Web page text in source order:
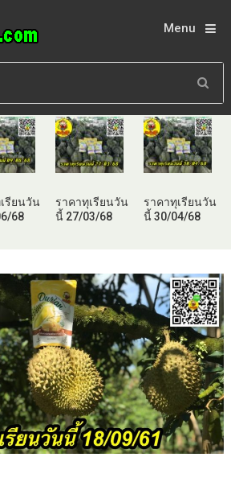
Menu
รียนวัน
68
ราคาทุเรียนวัน
นี้ 27/03/68
ราคาทุเรียนวัน
นี้ 30/04/68